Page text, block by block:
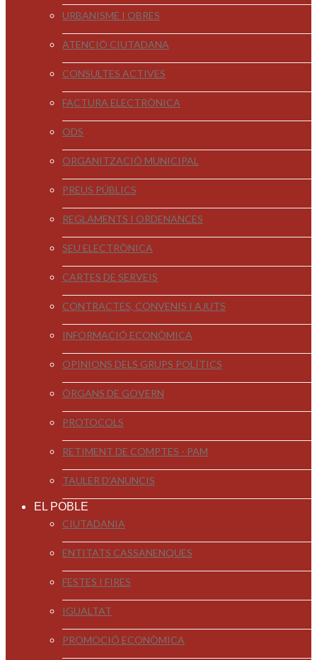
URBANISME I OBRES
ATENCIÓ CIUTADANA
CONSULTES ACTIVES
FACTURA ELECTRÒNICA
ODS
ORGANITZACIÓ MUNICIPAL
PREUS PÚBLICS
REGLAMENTS I ORDENANCES
SEU ELECTRÒNICA
CARTES DE SERVEIS
CONTRACTES, CONVENIS I AJUTS
INFORMACIÓ ECONÒMICA
OPINIONS DELS GRUPS POLÍTICS
ÒRGANS DE GOVERN
PROTOCOLS
RETIMENT DE COMPTES - PAM
TAULER D'ANUNCIS
EL POBLE
CIUTADANIA
ENTITATS CASSANENQUES
FESTES I FIRES
IGUALTAT
PROMOCIÓ ECONÒMICA